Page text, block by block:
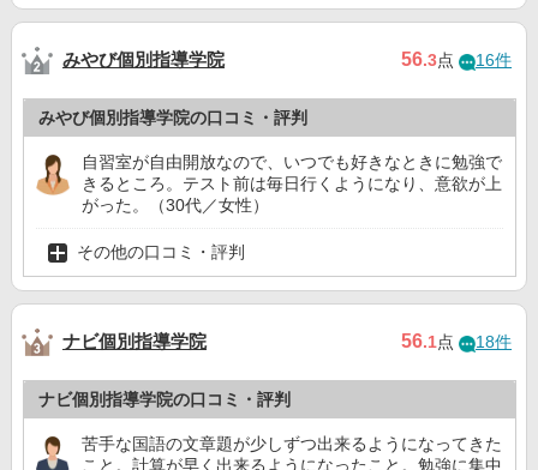
みやび個別指導学院 56.3点 16件
みやび個別指導学院の口コミ・評判
自習室が自由開放なので、いつでも好きなときに勉強で
きるところ。テスト前は毎日行くようになり、意欲が上
がった。（30代／女性）
その他の口コミ・評判
ナビ個別指導学院 56.1点 18件
ナビ個別指導学院の口コミ・評判
苦手な国語の文章題が少しずつ出来るようになってきた
こと。計算が早く出来るようになったこと。勉強に集中